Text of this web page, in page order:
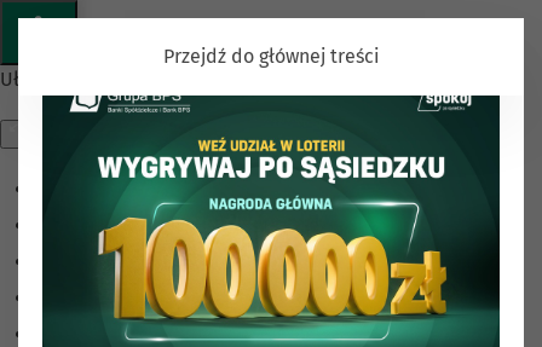
Ułatwienia dostępu
Monochromatyczny
Ciemny kontrast
Jasny kontrast
Niskie nasycenie
Przejdź do głównej treści